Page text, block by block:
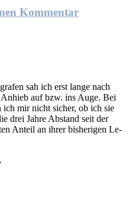
Kommentar
sah ich erst lan­ge nach
auf bzw. ins Au­ge. Bei
ich mir nicht si­cher, ob ich sie
drei Jah­re Ab­stand seit der
An­teil an ih­rer bis­he­ri­gen Le­